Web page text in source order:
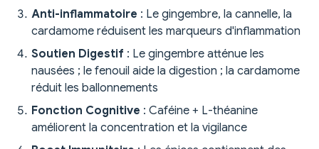
Anti-inflammatoire : Le gingembre, la cannelle, la
cardamome réduisent les marqueurs d'inflammation
Soutien Digestif : Le gingembre atténue les
nausées ; le fenouil aide la digestion ; la cardamome
réduit les ballonnements
Fonction Cognitive : Caféine + L-théanine
améliorent la concentration et la vigilance